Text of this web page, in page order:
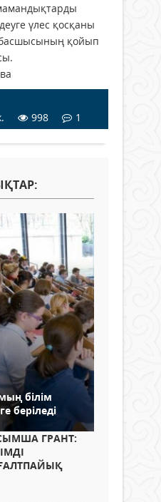
үлес қосқаны
қойып
998 1
білім
беріледі
ГРАНТ: